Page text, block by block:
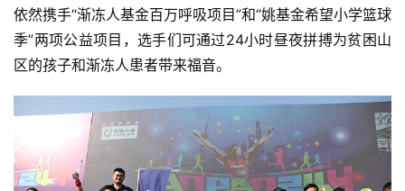
依然携手“渐冻人基金百万呼吸项目”和“姚基金希望小学篮球
季”两项公益项目，选手们可通过24小时昼夜拼搏为贫困山
区的孩子和渐冻人患者带来福音。